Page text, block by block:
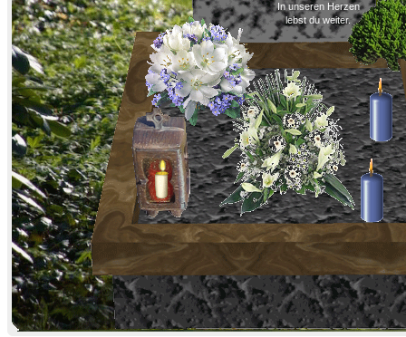
In unseren Herzen
lebst du weiter.